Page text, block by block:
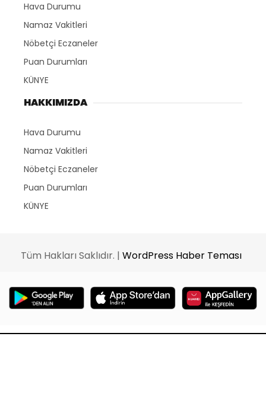
Hava Durumu
Namaz Vakitleri
Nöbetçi Eczaneler
Puan Durumları
KÜNYE
HAKKIMIZDA
Hava Durumu
Namaz Vakitleri
Nöbetçi Eczaneler
Puan Durumları
KÜNYE
Tüm Hakları Saklıdır. | WordPress Haber Teması